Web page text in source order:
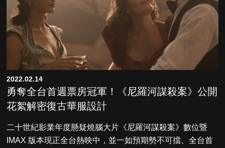
2022.02.14
勇奪全台首週票房冠軍！《尼羅河謀殺案》公開
花絮解密復古華服設計
二十世紀影業年度懸疑燒腦大片《尼羅河謀殺案》數位暨
IMAX 版本現正全台熱映中，並一如預期勢不可擋、全台首